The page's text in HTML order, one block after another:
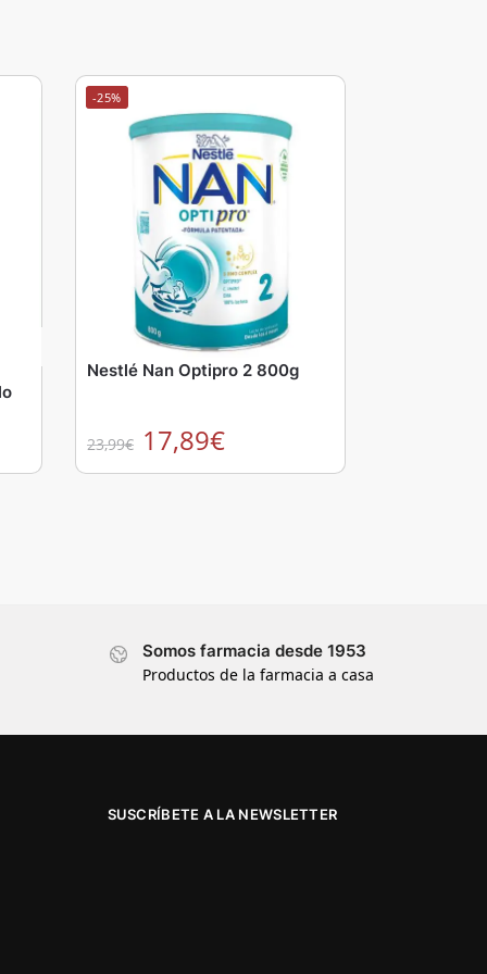
-25%
Nestlé Nan Optipro 2 800g
23,99€ 17,89€
Somos farmacia desde 1953
Productos de la farmacia a casa
SUSCRÍBETE A LA NEWSLETTER